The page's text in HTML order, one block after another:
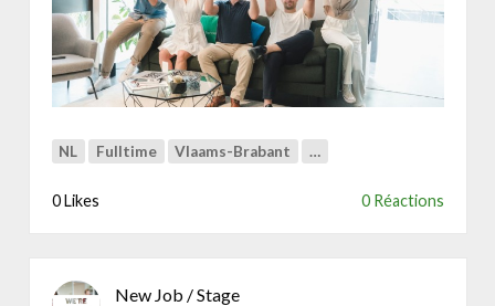
O
n
l
i
n
n
NL Fulltime Vlaams-Brabant …
0 Likes 0 Réactions
New Job / Stage